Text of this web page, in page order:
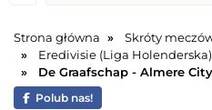
Strona główna Skróty
Eredivisie (Liga Holenderska)
De Graafschap - Almere City
Polub nas!